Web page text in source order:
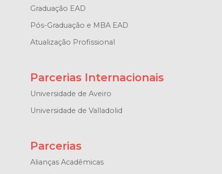
Graduação EAD
Pós-Graduação e MBA EAD
Atualização Profissional
Parcerias Internacionais
Universidade de Aveiro
Universidade de Valladolid
Parcerias
Alianças Acadêmicas